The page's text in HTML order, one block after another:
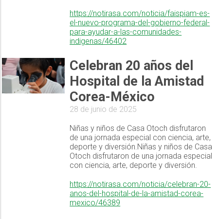
https://notirasa.com/noticia/faispiam-es-
el-nuevo-programa-del-gobierno-federal-
para-ayudar-a-las-comunidades-
indigenas/46402
Celebran 20 años del
Hospital de la Amistad
Corea-México
28 de junio de 2025
Niñas y niños de Casa Otoch disfrutaron
de una jornada especial con ciencia, arte,
deporte y diversión.Niñas y niños de Casa
Otoch disfrutaron de una jornada especial
con ciencia, arte, deporte y diversión.
https://notirasa.com/noticia/celebran-20-
anos-del-hospital-de-la-amistad-corea-
mexico/46389